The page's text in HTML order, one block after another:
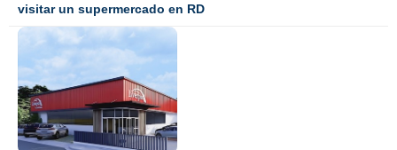
visitar un supermercado en RD